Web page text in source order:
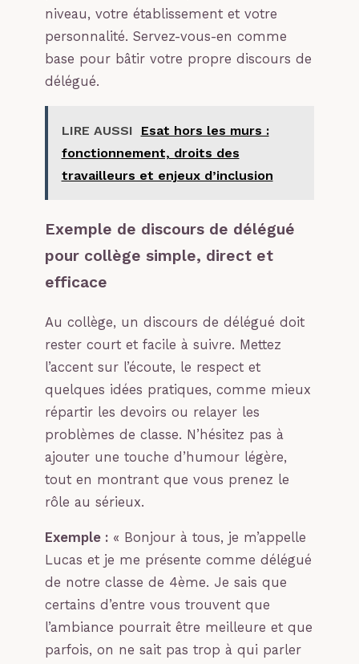
niveau, votre établissement et votre
personnalité. Servez-vous-en comme
base pour bâtir votre propre discours de
délégué.
LIRE AUSSI
Esat hors les murs :
fonctionnement, droits des
travailleurs et enjeux d’inclusion
Exemple de discours de délégué
pour collège simple, direct et
efficace
Au collège, un discours de délégué doit
rester court et facile à suivre. Mettez
l’accent sur l’écoute, le respect et
quelques idées pratiques, comme mieux
répartir les devoirs ou relayer les
problèmes de classe. N’hésitez pas à
ajouter une touche d’humour légère,
tout en montrant que vous prenez le
rôle au sérieux.
Exemple : « Bonjour à tous, je m’appelle
Lucas et je me présente comme délégué
de notre classe de 4ème. Je sais que
certains d’entre vous trouvent que
l’ambiance pourrait être meilleure et que
parfois, on ne sait pas trop à qui parler